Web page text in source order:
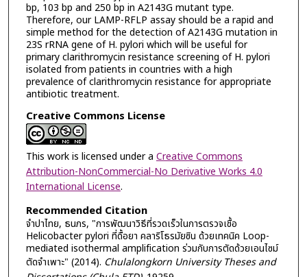
bp, 103 bp and 250 bp in A2143G mutant type.
Therefore, our LAMP-RFLP assay should be a rapid and
simple method for the detection of A2143G mutation in
23S rRNA gene of H. pylori which will be useful for
primary clarithromycin resistance screening of H. pylori
isolated from patients in countries with a high
prevalence of clarithromycin resistance for appropriate
antibiotic treatment.
Creative Commons License
This work is licensed under a Creative Commons
Attribution-NonCommercial-No Derivative Works 4.0
International License.
Recommended Citation
จำปาไทย, ธนภร, "การพัฒนาวิธีที่รวดเร็วในการตรวจเชื้อ
Helicobacter pylori ที่ดื้อยา คลาริโธรมัยซิน ด้วยเทคนิค Loop-
mediated isothermal amplification ร่วมกับการตัดด้วยเอนไซม์
ตัดจำเพาะ" (2014). Chulalongkorn University Theses and